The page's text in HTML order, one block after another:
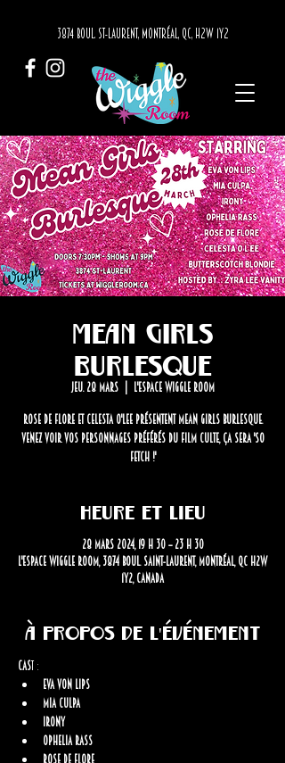
3874 BOUL. ST-LAURENT, MONTRÉAL, QC, H2W 1Y2
Mean Girls
Burlesque
jeu. 28 mars
  |
L'Espace Wiggle Room
Rose de Flore et Celesta O'Lee présentent Mean Girls Burlesque.
Venez voir vos personnages préférés du film culte, ça sera 'so
fetch !'
Heure et lieu
28 mars 2024, 19 h 30 – 23 h 30
L'Espace Wiggle Room, 3874 Boul. Saint-Laurent, Montréal, QC H2W
1Y2, Canada
À propos de l'événement
Cast :
Eva Von Lips
Mia Culpa
Irony
Ophelia Rass
Rose de Flore